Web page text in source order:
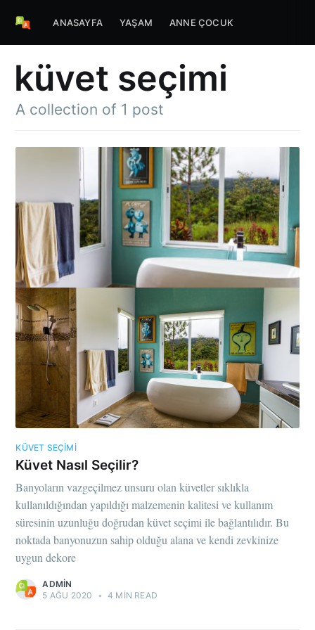
ANASAYFA YAŞAM ANNE ÇOCUK
küvet seçimi
A collection of 1 post
KÜVET SEÇIMI
Küvet Nasıl Seçilir?
Banyoların vazgeçilmez unsuru olan küvetler sıklıkla
kullanıldığından yapıldığı malzemenin kalitesi ve kullanım
süresinin uzunluğu doğrudan küvet seçimi ile bağlantılıdır. Bu
noktada banyonuzun sahip olduğu alana ve kendi zevkinize
uygun dekore
ADMIN
5 AĞU 2020
• 4 MIN READ